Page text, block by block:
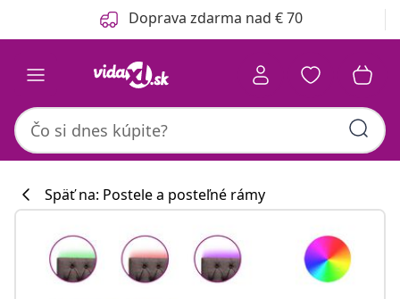
Predchádzajúce Doprava zdarma nad € 70
Späť na: Postele a posteľné rámy